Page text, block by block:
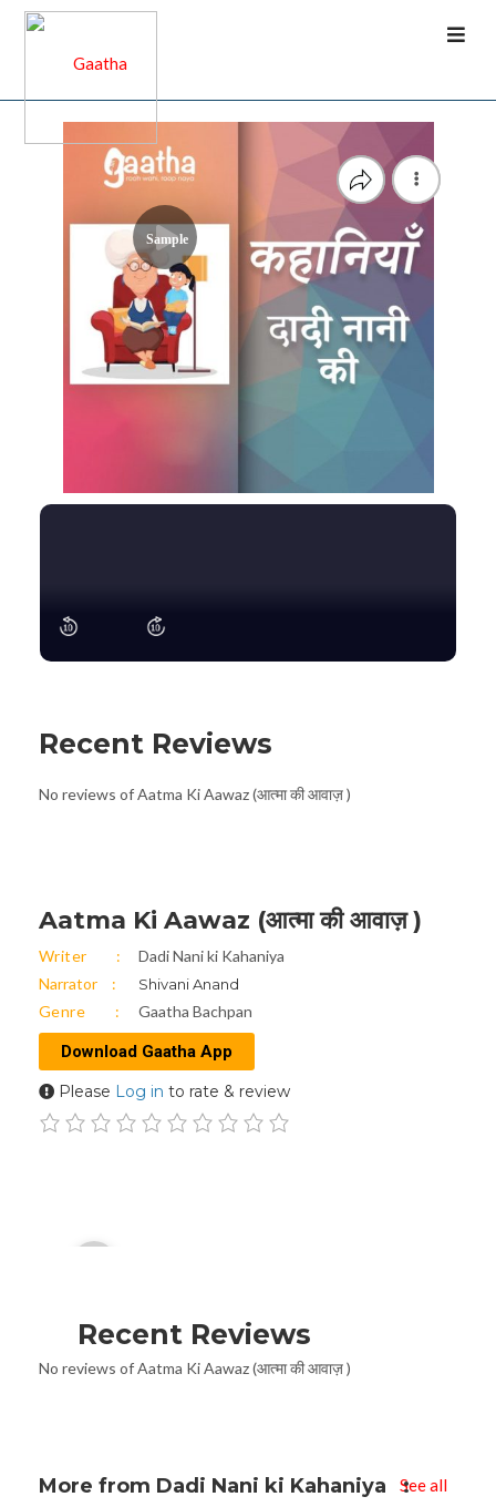
Sample
Recent Reviews
No reviews of Aatma Ki Aawaz (आत्मा की आवाज़ )
Aatma Ki Aawaz (आत्मा की आवाज़ )
Writer
Dadi Nani ki Kahaniya
Narrator
Shivani Anand
Genre Gaatha Bachpan
Download Gaatha App
Please Log in to rate & review
Player
Recent Reviews
No reviews of Aatma Ki Aawaz (आत्मा की आवाज़ )
More from Dadi Nani ki Kahaniya See all